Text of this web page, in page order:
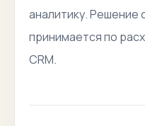
аналитику. Решение
принимается по
CRM.